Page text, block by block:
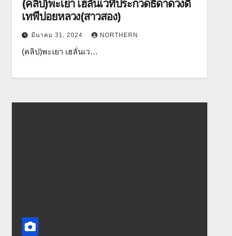
(คลิป)พะเยา เฮลั่นเวทีประกวดธิดาดวงดี
เทพีปอยหลวง(สาวสอง)
มีนาคม 31, 2024 NORTHERN
(คลิป)พะเยา เฮลั่นเว…